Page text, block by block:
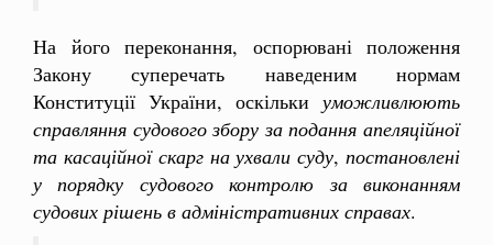
На його переконання, оспорювані положення
Закону суперечать наведеним нормам
Конституції України, оскільки уможливлюють
справляння судового збору за подання апеляційної
та касаційної скарг на ухвали суду, постановлені
у порядку судового контролю за виконанням
судових рішень в адміністративних справах.